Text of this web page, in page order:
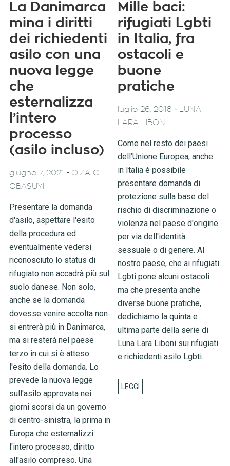
La Danimarca
mina i diritti
dei richiedenti
asilo con una
nuova legge
che
esternalizza
l’intero
processo
(asilo incluso)
giugno 7, 2021 - OIZA Q.
OBASUYI
Presentare la domanda
d'asilo, aspettare l'esito
della procedura ed
eventualmente vedersi
riconosciuto lo status di
rifugiato non accadrà più sul
suolo danese. Non solo,
anche se la domanda
dovesse venire accolta non
si entrerà più in Danimarca,
ma si resterà nel paese
terzo in cui si è atteso
l'esito della domanda. Lo
prevede la nuova legge
sull'asilo approvata nei
giorni scorsi da un governo
di centro-sinistra, la prima in
Europa che esternalizzi
l'intero processo, diritto
all'asilo compreso. Una
Mille baci:
rifugiati Lgbti
in Italia, fra
ostacoli e
buone
pratiche
luglio 26, 2018 - LUNA
LARA LIBONI
Come nel resto dei paesi
dell’Unione Europea, anche
in Italia è possibile
presentare domanda di
protezione sulla base del
rischio di discriminazione o
violenza nel paese d'origine
per via dell'identità
sessuale o di genere. Al
nostro paese, che ai rifugiati
Lgbti pone alcuni ostacoli
ma che presenta anche
diverse buone pratiche,
dedichiamo la quinta e
ultima parte della serie di
Luna Lara Liboni sui rifugiati
e richiedenti asilo Lgbti.